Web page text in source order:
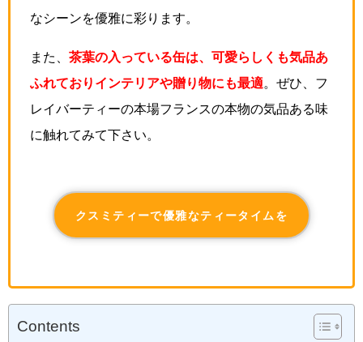
なシーンを優雅に彩ります。
また、 茶葉の入っている缶は、可愛らしくも気品あ
ふれておりインテリアや贈り物にも最適 。ぜひ、フ
レイバーティーの本場フランスの本物の気品ある味
に触れてみて下さい。
クスミティーで優雅なティータイムを
Contents